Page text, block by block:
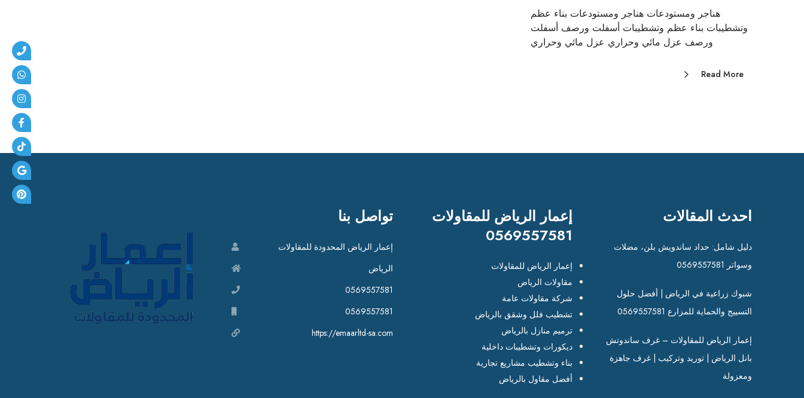
هناجر ومستودعات هناجر ومستودعات بناء عظم
وتشطيبات بناء عظم وتشطيبات أسفلت ورصف أسفلت
ورصف عزل مائي وحراري عزل مائي وحراري
Read More
احدث المقالات
دليل شامل: حداد ساندويش بلن، مضلات
وسواتر 0569557581
شبوك زراعية في الرياض | أفضل حلول
التسييج والحماية للمزارع 0569557581
إعمار الرياض للمقاولات – غرف ساندوتش
بانل الرياض | توريد وتركيب | غرف جاهزة
ومعزولة
إعمار الرياض للمقاولات
0569557581
إعمار الرياض للمقاولات
مقاولات الرياض
شركة مقاولات عامة
تشطيب فلل وشقق بالرياض
ترميم منازل بالرياض
ديكورات وتشطيبات داخلية
بناء وتشطيب مشاريع تجارية
أفضل مقاول بالرياض
تواصل بنا
إعمار الرياض المحدودة للمقاولات
الرياض
0569557581
0569557581
https://emaarltd-sa.com